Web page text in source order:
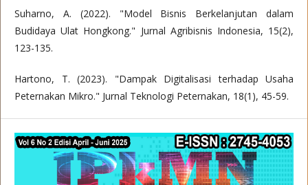
Suharno, A. (2022). "Model Bisnis Berkelanjutan dalam
Budidaya Ulat Hongkong." Jurnal Agribisnis Indonesia, 15(2),
123-135.
Hartono, T. (2023). "Dampak Digitalisasi terhadap Usaha
Peternakan Mikro." Jurnal Teknologi Peternakan, 18(1), 45-59.